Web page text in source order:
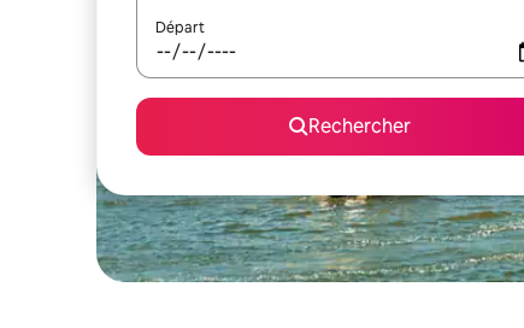
Départ
Rechercher